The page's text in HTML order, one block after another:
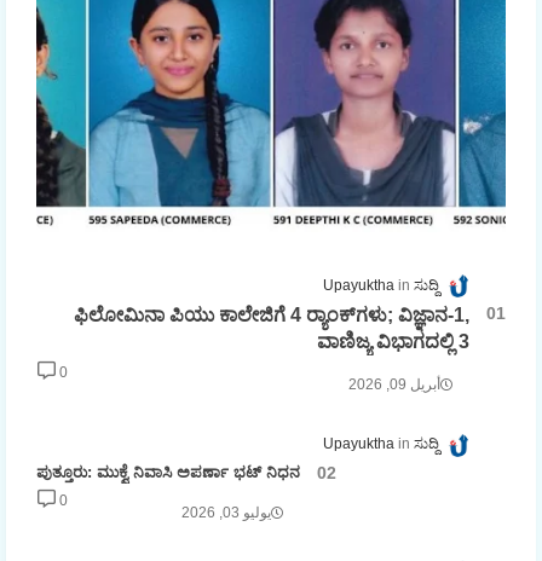
Upayuktha ಸುದ್ದಿ
ಫಿಲೋಮಿನಾ ಪಿಯು ಕಾಲೇಜಿಗೆ 4 ರ್‍ಯಾಂಕ್‌ಗಳು; ವಿಜ್ಞಾನ-1,
ವಾಣಿಜ್ಯ ವಿಭಾಗದಲ್ಲಿ 3
أبريل 09, 2026
0
Upayuktha ಸುದ್ದಿ
ಪುತ್ತೂರು: ಮುಕ್ವೆ ನಿವಾಸಿ ಅಪರ್ಣಾ ಭಟ್ ನಿಧನ
يوليو 03, 2026
0